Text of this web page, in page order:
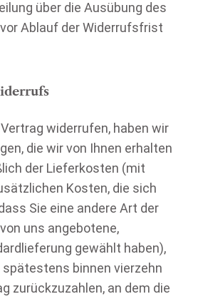
über die Ausübung des
Ablauf der Widerrufsfrist
widerrufen, haben wir
die wir von Ihnen erhalten
der Lieferkosten (mit
Kosten, die sich
Sie eine andere Art der
uns angebotene,
gewählt haben),
spätestens binnen vierzehn
zurückzuzahlen, an dem die